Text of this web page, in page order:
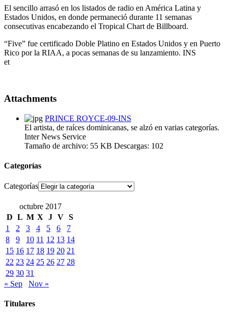
El sencillo arrasó en los listados de radio en América Latina y
Estados Unidos, en donde permaneció durante 11 semanas
consecutivas encabezando el Tropical Chart de Billboard.
“Five” fue certificado Doble Platino en Estados Unidos y en Puerto
Rico por la RIAA, a pocas semanas de su lanzamiento. INS
et
Attachments
PRINCE ROYCE-09-INS
El artista, de raíces dominicanas, se alzó en varias categorías.
Inter News Service
Tamaño de archivo: 55 KB Descargas: 102
Categorías
Categorías
octubre 2017
D L M X J V S
1
2 3 4 5 6
7
8
9 10 11 12 13 14
15 16 17 18 19 20 21
22 23 24 25 26 27 28
29 30 31
« Sep
Nov »
Titulares